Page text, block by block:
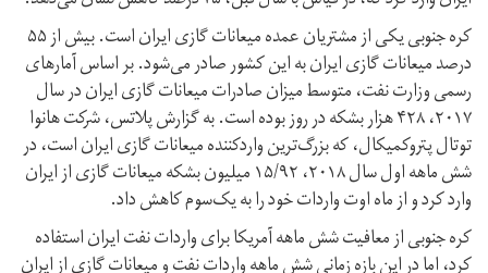
کره جنوبی یکی از مشتریان عمده میعانات گازی ایران است. بیش از ۵۵
درصد میعانات گازی ایران به این کشور صادر می‌شود. بر اساس آمارهای
رسمی وزارت نفت، متوسط میزان صادرات میعانات گازی ایران در سال
۲۰۱۷، ۴۲۸ هزار بشکه در روز بوده است. به گزارش پلاتس، شرکت هانوا
توتال پتروکمیکال، که بزرگ‌ترین وارد‌کننده میعانات گازی ایران است، در
شش ماهه اول سال ۲۰۱۸، ۱۵/۹۲ میلیون بشکه میعانات گازی از ایران
وارد کرد و از ماه اوت واردات خود را به یک‌سوم کاهش داد.
کره جنوبی از معافیت شش ماهه آمریکا برای واردات نفت ایران استفاده